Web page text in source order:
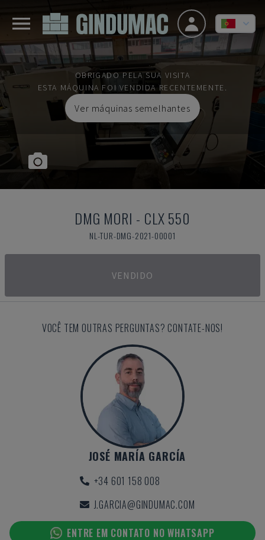
OBRIGADO PELA SUA VISITA
ESTA MÁQUINA FOI VENDIDA RECENTEMENTE.
Ver máquinas semelhantes
DMG MORI - CLX 550
NL-TUR-DMG-2021-00001
VENDIDO
VOCÊ TEM OUTRAS PERGUNTAS? CONTATE-NOS!
JOSÉ MARÍA GARCÍA
+34 601 158 008
J.GARCIA@GINDUMAC.COM
ENTRE EM CONTATO NO WHATSAPP